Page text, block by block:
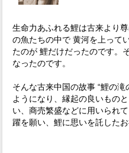
生命力あふれる鯉は古来より
の魚たちの中で 黄河を上って
たのが 鯉だけだったのです。
なったのです。
そんな古来中国の故事 “鯉の
ようになり、縁起の良いもの
い、商売繁盛などに用いられ
躍を願い、鯉に思いを託した